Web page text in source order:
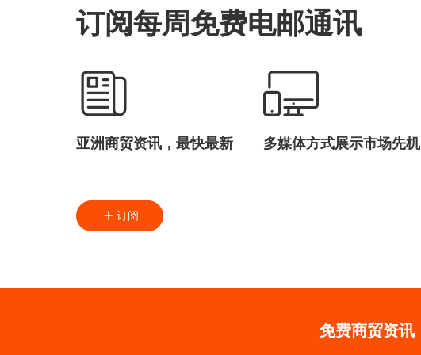
订阅每周免费电邮通讯
亚洲商贸资讯，最快最新 多媒体方式展示市场先机
订阅
免费商贸资讯